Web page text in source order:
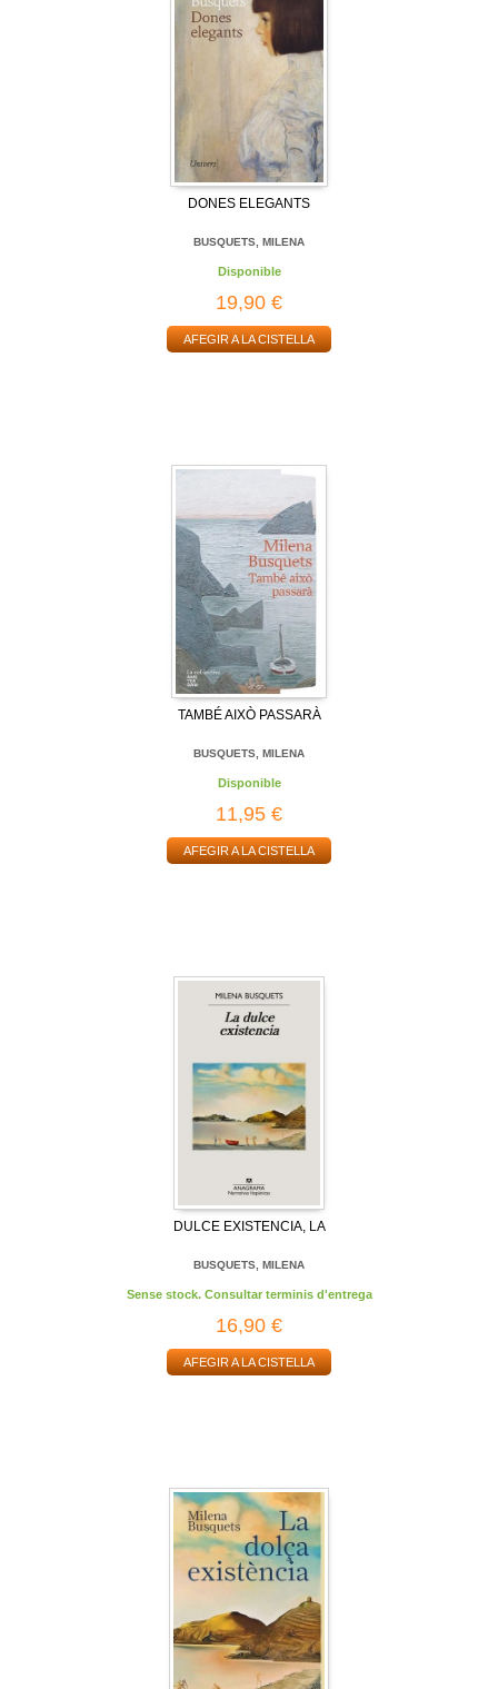
DONES ELEGANTS
BUSQUETS, MILENA
Disponible
19,90 €
AFEGIR A LA CISTELLA
TAMBÉ AIXÒ PASSARÀ
BUSQUETS, MILENA
Disponible
11,95 €
AFEGIR A LA CISTELLA
DULCE EXISTENCIA, LA
BUSQUETS, MILENA
Sense stock. Consultar terminis d'entrega
16,90 €
AFEGIR A LA CISTELLA